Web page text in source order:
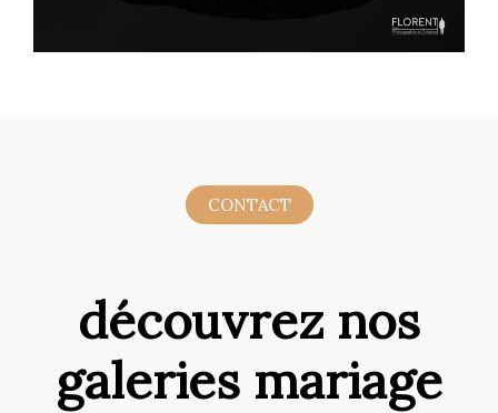
CONTACT
découvrez nos
galeries mariage